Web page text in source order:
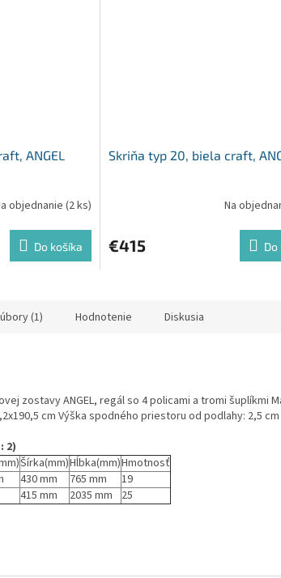
ANGEL
objednanie(2 ks)
Do košíka
Skriňa typ 20, biela craft,
Na
€415 Do
(1) Hodnotenie Diskusia
zostavy ANGEL, regál so 4 policami a tromi šuplíkmi
cm Výška spodného priestoru od podlahy: 2,5
2)
Šírka(mm)Hĺbka(mm)Hmotnosť
430 mm 765 mm
19
415 mm 2035 mm 25